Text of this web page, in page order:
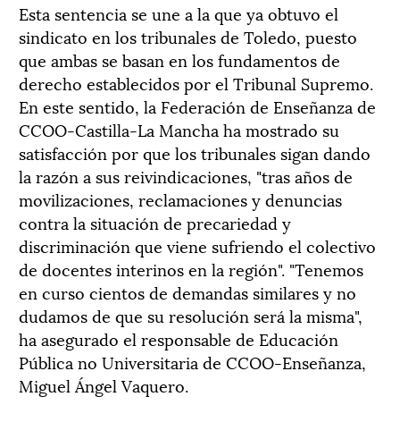
Esta sentencia se une a la que ya obtuvo el
sindicato en los tribunales de Toledo, puesto
que ambas se basan en los fundamentos de
derecho establecidos por el Tribunal Supremo.
En este sentido, la Federación de Enseñanza de
CCOO-Castilla-La Mancha ha mostrado su
satisfacción por que los tribunales sigan dando
la razón a sus reivindicaciones, "tras años de
movilizaciones, reclamaciones y denuncias
contra la situación de precariedad y
discriminación que viene sufriendo el colectivo
de docentes interinos en la región". "Tenemos
en curso cientos de demandas similares y no
dudamos de que su resolución será la misma",
ha asegurado el responsable de Educación
Pública no Universitaria de CCOO-Enseñanza,
Miguel Ángel Vaquero.